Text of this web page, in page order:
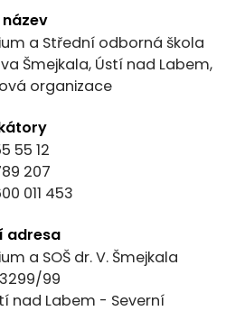
a Střední odborná škola
Šmejkala, Ústí nad Labem,
organizace
55 12
207
011 453
adresa
a SOŠ dr. V. Šmejkala
99
nad Labem - Severní